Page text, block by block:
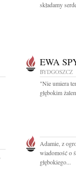
składamy
EWA
BYDGOSZCZ
"Nie umiera
głębokim
Adamie, z
wiadomość o
głębokiego...